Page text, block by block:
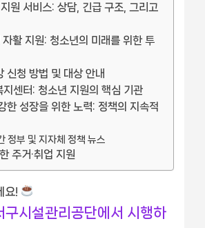
원 서비스: 상담, 긴급 구조, 그리고
활 지원: 청소년의 미래를 위한 투
신청 방법 및 대상 안내
지센터: 청소년 지원의 핵심 기관
한 성장을 위한 노력: 정책의 지속적
정부 및 지자체 정책 뉴스
주거·취업 지원
요!
구시설관리공단에서 시행하